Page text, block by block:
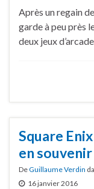
Après un regain
garde à peu près
deux jeux
Square
en
DeGuillaume Verdin
16 janvier 2016